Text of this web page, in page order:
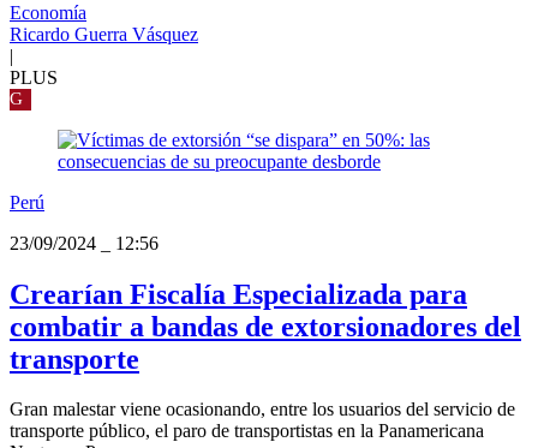
Economía
Ricardo Guerra Vásquez
|
PLUS
G
Perú
23/09/2024
12:56
Crearían Fiscalía Especializada para
combatir a bandas de extorsionadores del
transporte
Gran malestar viene ocasionando, entre los usuarios del servicio de
transporte público, el paro de transportistas en la Panamericana